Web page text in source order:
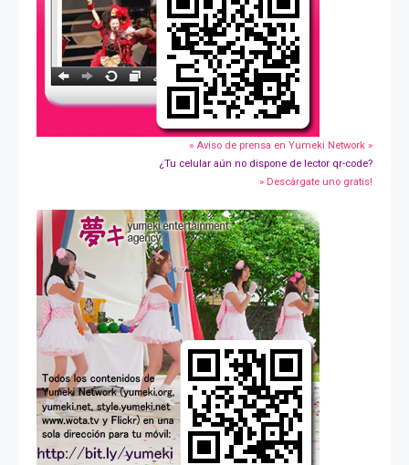
» Aviso de prensa en Yumeki Network »
¿Tu celular aún no dispone de lector qr-code?
» Descárgate uno gratis!